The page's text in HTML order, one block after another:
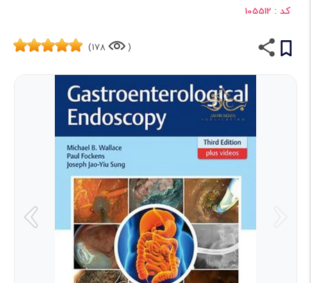
کد : 105512
(
178)